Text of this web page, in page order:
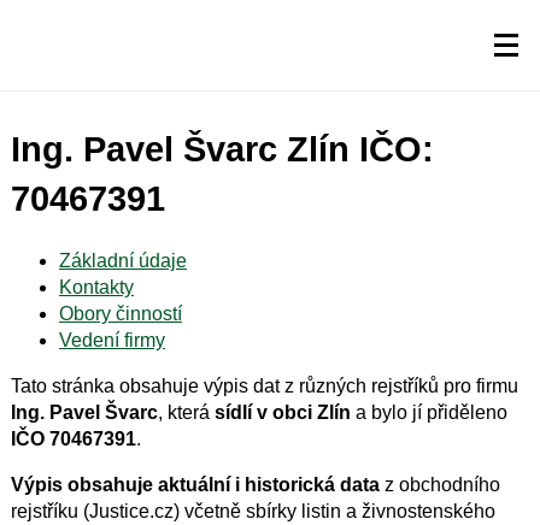
Ing. Pavel Švarc Zlín IČO:
70467391
Základní údaje
Kontakty
Obory činností
Vedení firmy
Tato stránka obsahuje výpis dat z různých rejstříků pro firmu
Ing. Pavel Švarc, která sídlí v obci Zlín a bylo jí přiděleno
IČO 70467391.
Výpis obsahuje aktuální i historická dataz obchodního
rejstříku (Justice.cz) včetně sbírky listin a živnostenského